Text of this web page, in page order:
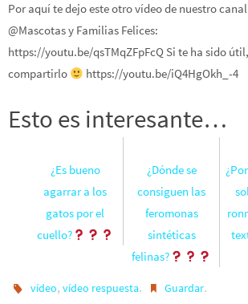
Por aquí te dejo este otro vídeo de nuestro
@Mascotas y Familias Felices:
https://youtu.be/qsTMqZFpFcQ Si te ha sido
compartirlo
https://youtu.be/iQ4HgOkh_-4
Esto es interesante…
¿Es bueno
agarrar a los
gatos por el
cuello?
¿Dónde se
consiguen las
feromonas
sintéticas
felinas?
vídeo,vídeo respuesta. Guardar.